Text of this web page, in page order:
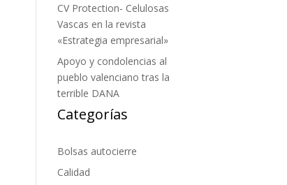
CV Protection- Celulosas
Vascas en la revista
«Estrategia empresarial»
Apoyo y condolencias al
pueblo valenciano tras la
terrible DANA
Categorías
Bolsas autocierre
Calidad